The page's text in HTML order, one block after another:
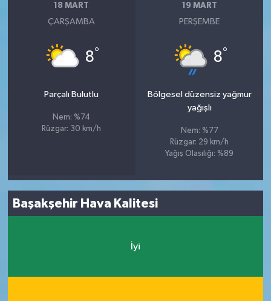
18 MART
ÇARŞAMBA
8°
Parçalı Bulutlu
Nem: %74
Rüzgar: 30 km/h
19 MART
PERŞEMBE
8°
Bölgesel düzensiz yağmur
yağışlı
Nem: %77
Rüzgar: 29 km/h
Yağış Olasılığı: %89
Başakşehir Hava Kalitesi
İyi